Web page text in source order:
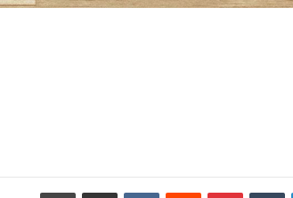
لينكدإن بينتيريست مشاركة عبر البريد طباعة